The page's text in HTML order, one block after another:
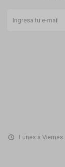
Lunes a Viernes